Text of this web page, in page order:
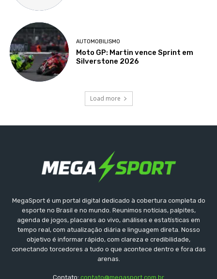
AUTOMOBILISMO
Moto GP: Martin vence Sprint em
Silverstone 2026
Load more
MegaSport é um portal digital dedicado à cobertura completa do
esporte no Brasil e no mundo. Reunimos notícias, palpites,
agenda de jogos, placares ao vivo, análises e estatísticas em
tempo real, com atualização diária e linguagem direta. Nosso
objetivo é informar rápido, com clareza e credibilidade,
conectando torcedores a tudo o que acontece dentro e fora das
arenas.
Contato: contato@megasport.com.br